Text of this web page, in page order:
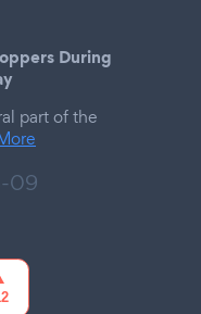
During
part of the
09